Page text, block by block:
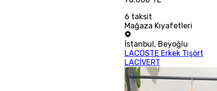
6 taksit
Mağaza Kıyafetleri
İstanbul , Beyoğlu
LACOSTE Erkek Tişört
LACİVERT